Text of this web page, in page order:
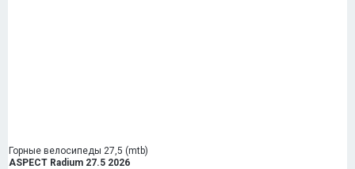
Горные велосипеды 27,5 (mtb)
ASPECT Radium 27.5 2026